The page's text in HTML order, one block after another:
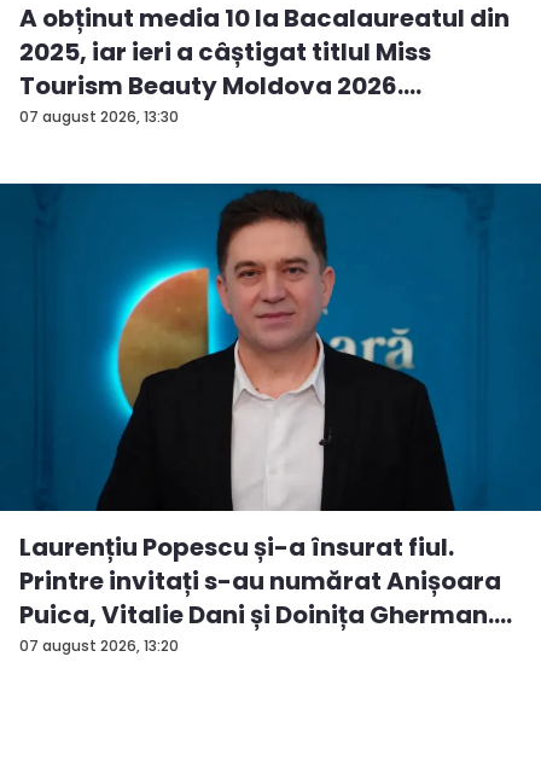
07 august 2026, 13:30
A obținut media 10 la Bacalaureatul din
2025, iar ieri a câștigat titlul Miss
Tourism Beauty Moldova 2026.
Andreea...
07 august 2026, 13:20
Laurențiu Popescu și-a însurat fiul.
Printre invitați s-au numărat Anișoara
Puica, Vitalie Dani și Doinița Gherman.
P...